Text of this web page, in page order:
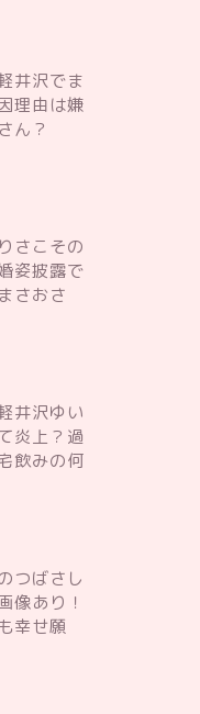
井沢でま
理由は嫌
ん？
さこその
姿披露で
さおさ
井沢ゆい
炎上？過
飲みの何
つばさし
像あり！
幸せ願